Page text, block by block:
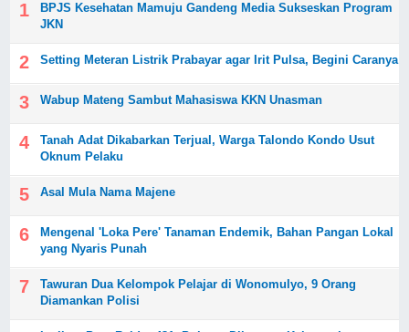
BPJS Kesehatan Mamuju Gandeng Media Sukseskan Program
JKN
Setting Meteran Listrik Prabayar agar Irit Pulsa, Begini Caranya
Wabup Mateng Sambut Mahasiswa KKN Unasman
Tanah Adat Dikabarkan Terjual, Warga Talondo Kondo Usut
Oknum Pelaku
Asal Mula Nama Majene
Mengenal 'Loka Pere' Tanaman Endemik, Bahan Pangan Lokal
yang Nyaris Punah
Tawuran Dua Kelompok Pelajar di Wonomulyo, 9 Orang
Diamankan Polisi